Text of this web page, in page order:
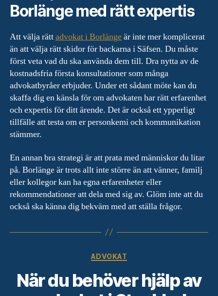
Borlänge med rätt expertis
Att välja rättadvokat i Borlängeär inte mer komplicerat
än att välja rätt skidor för backarna i Säfsen. Du måste
först veta vad du ska använda dem till. Dra nytta av de
kostnadsfria första konsultationer som många
advokatbyråer erbjuder. Under ett sådant möte kan du
skaffa dig en känsla för om advokaten har rätt erfarenhet
och expertis för ditt ärende. Det är också ett ypperligt
tillfälle att testa om er personkemi och kommunikation
stämmer.
En annan bra strategi är att prata med människor du litar
på. Borlänge är trots allt inte större än att vänner, familj
eller kollegor kan ha egna erfarenheter eller
rekommendationer att dela med sig av. Glöm inte att du
också ska känna dig bekväm med att ställa frågor.
Kategorier
ADVOKAT
När du behöver hjälp av